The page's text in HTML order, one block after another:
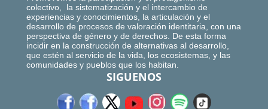
colectivo, la sistematización y el intercambio de
experiencias y conocimientos, la articulación y el
desarrollo de procesos de valoración identitaria, con una
perspectiva de género y de derechos. De esta forma
incidir en la construcción de alternativas al desarrollo,
que estén al servicio de la vida, los ecosistemas, y las
comunidades y pueblos que los habitan.
SIGUENOS